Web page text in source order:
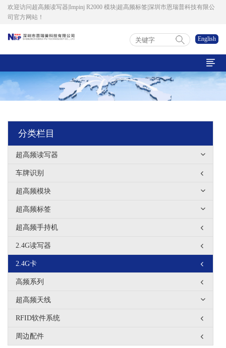
欢迎访问超高频读写器|Impinj R2000 模块|超高频标签|深圳市恩瑞普科技有限公
司官方网站！
English

分类栏目
超高频读写器
车牌识别
超高频模块
超高频标签
超高频手持机
2.4G读写器
2.4G卡
高频系列
超高频天线
RFID软件系统
周边配件